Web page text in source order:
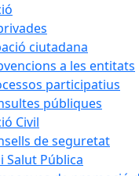
ciutadana
a les entitats
participatius
públiques
Civil
de seguretat
Salut Pública